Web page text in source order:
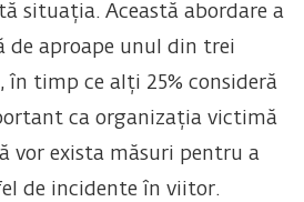
situația. Această abordare a
de aproape unul din trei
în timp ce alți 25% consideră
ca organizația victimă
vor exista măsuri pentru a
de incidente în viitor.